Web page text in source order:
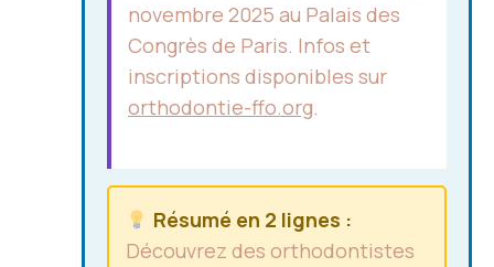
novembre 2025 au Palais des
Congrès de Paris. Infos et
inscriptions disponibles sur
orthodontie-ffo.org.
Résumé en 2 lignes :
Découvrez des orthodontistes